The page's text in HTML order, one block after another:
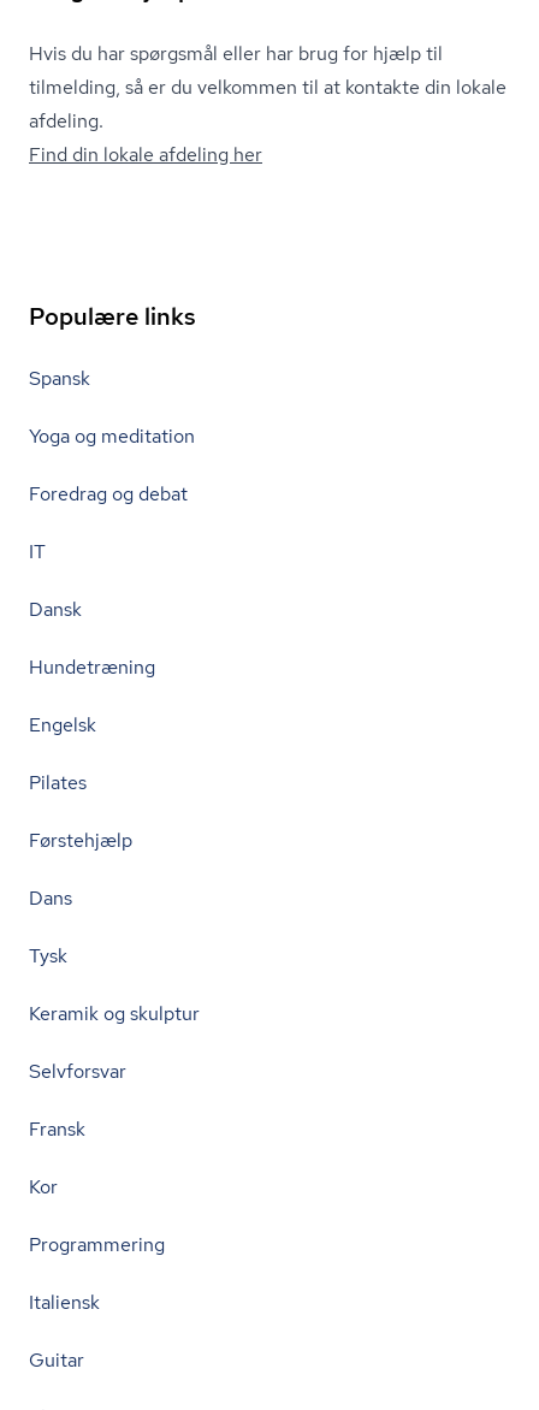
Hvis du har spørgsmål eller har brug for hjælp til
tilmelding, så er du velkommen til at kontakte din lokale
afdeling.
Find din lokale afdeling her
Populære links
Spansk
Yoga og meditation
Foredrag og debat
IT
Dansk
Hundetræning
Engelsk
Pilates
Førstehjælp
Dans
Tysk
Keramik og skulptur
Selvforsvar
Fransk
Kor
Programmering
Italiensk
Guitar